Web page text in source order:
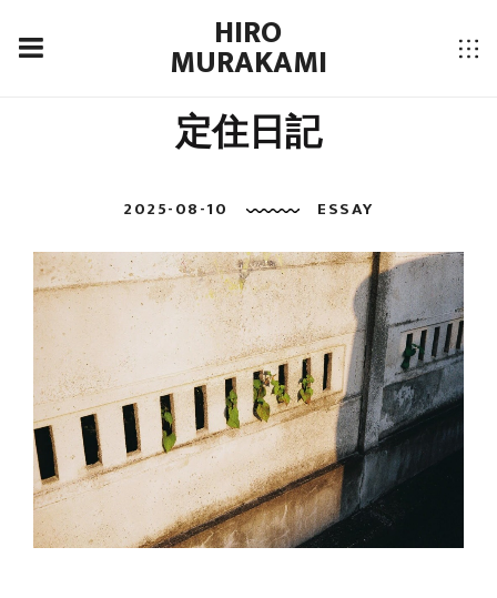
HIRO
MURAKAMI
定住日記
2025-08-10 ESSAY